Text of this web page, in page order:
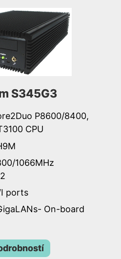
S345G3
P8600/8400,
CPU
1066MHz
ports
On-board